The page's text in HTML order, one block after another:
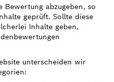
Bewertung abzugeben, so
geprüft. Sollte diese
Inhalte geben,
unterscheiden wir